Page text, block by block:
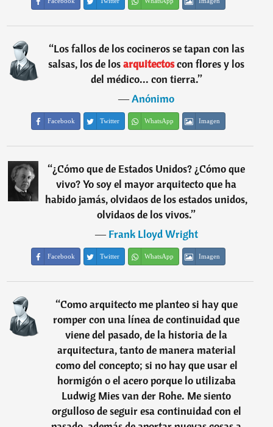
“Los fallos de los cocineros se tapan con las
salsas, los de losarquitectoscon flores y los
del médico... con tierra.”
―Anónimo
Facebook Twitter WhatsApp Imagen
“¿Cómo que de Estados Unidos? ¿Cómo que
vivo? Yo soy el mayor arquitecto que ha
habido jamás, olvidaos de los estados unidos,
olvidaos de los vivos.”
―Frank Lloyd Wright
Facebook Twitter WhatsApp Imagen
“Como arquitecto me planteo si hay que
romper con una línea de continuidad que
viene del pasado, de la historia de la
arquitectura, tanto de manera material
como del concepto; si no hay que usar el
hormigón o el acero porque lo utilizaba
Ludwig Mies van der Rohe. Me siento
orgulloso de seguir esa continuidad con el